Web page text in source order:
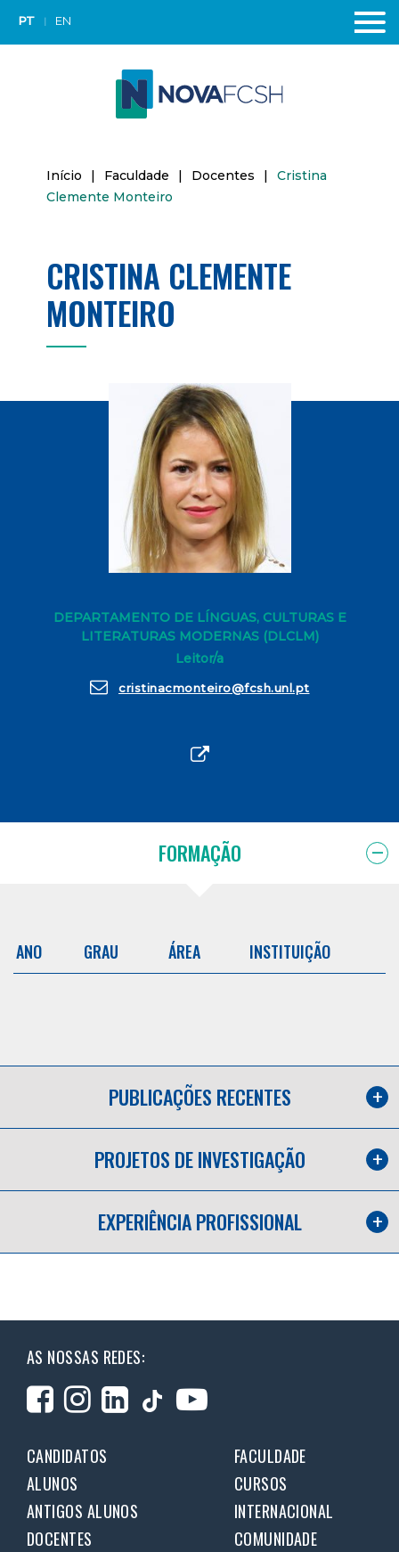
PT EN
Início | Faculdade | Docentes |
Cristina
Clemente Monteiro
CRISTINA CLEMENTE
MONTEIRO
DEPARTAMENTO DE LÍNGUAS, CULTURAS E
LITERATURAS MODERNAS (DLCLM)
Leitor/a
cristinacmonteiro@fcsh.unl.pt
FORMAÇÃO
ANO GRAU ÁREA INSTITUIÇÃO
PUBLICAÇÕES RECENTES
PROJETOS DE INVESTIGAÇÃO
EXPERIÊNCIA PROFISSIONAL
AS NOSSAS REDES:
CANDIDATOS
FACULDADE
ALUNOS
CURSOS
ANTIGOS ALUNOS
INTERNACIONAL
DOCENTES
COMUNIDADE